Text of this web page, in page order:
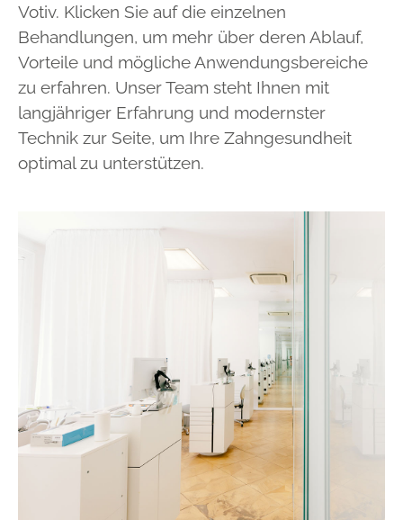
Votiv. Klicken Sie auf die einzelnen
Behandlungen, um mehr über deren Ablauf,
Vorteile und mögliche Anwendungsbereiche
zu erfahren. Unser Team steht Ihnen mit
langjähriger Erfahrung und modernster
Technik zur Seite, um Ihre Zahngesundheit
optimal zu unterstützen.